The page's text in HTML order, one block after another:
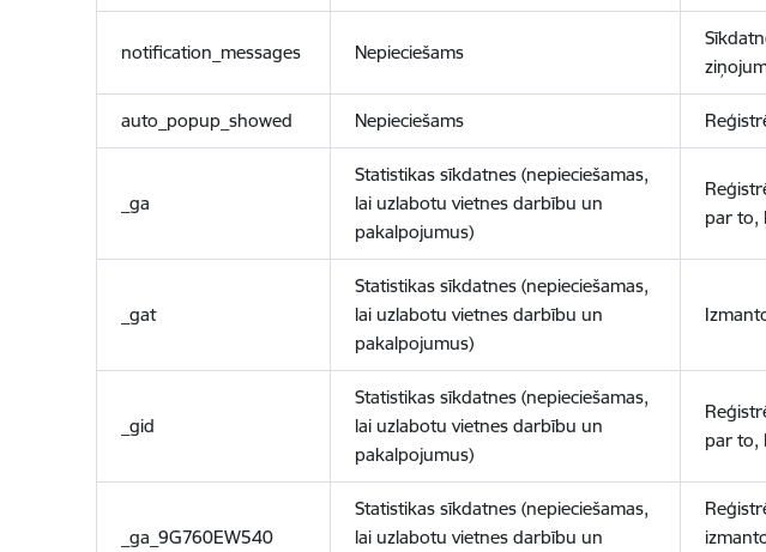
notification_messages Nepieciešams
auto_popup_showed Nepieciešams
_ga
Statistikas sīkdatnes (nepieciešamas,
lai uzlabotu vietnes darbību un
pakalpojumus)
par to,
_gat
Statistikas sīkdatnes (nepieciešamas,
lai uzlabotu vietnes darbību un
pakalpojumus)
_gid
Statistikas sīkdatnes (nepieciešamas,
lai uzlabotu vietnes darbību un
pakalpojumus)
par to,
_ga_9G760EW540
Statistikas sīkdatnes (nepieciešamas,
lai uzlabotu vietnes darbību un